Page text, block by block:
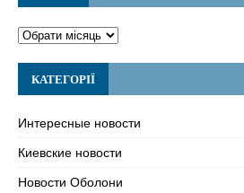
КАТЕГОРІЇ
Интересные новости
Киевские новости
Новости Оболони